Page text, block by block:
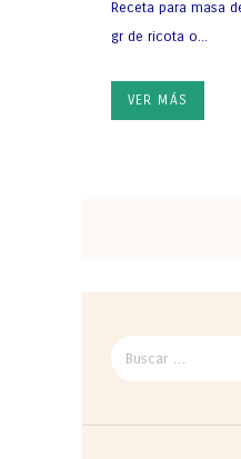
Receta para masa
gr de ricota o...
VER MÁS
Buscar
por: